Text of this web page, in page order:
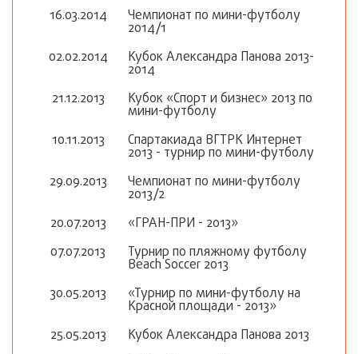
16.03.2014
Чемпионат по мини-футболу
2014/1
02.02.2014
Кубок Александра Панова 2013-
2014
21.12.2013
Кубок «Спорт и бизнес» 2013 по
мини-футболу
10.11.2013
Спартакиада ВГТРК Интернет
2013 - турнир по мини-футболу
29.09.2013
Чемпионат по мини-футболу
2013/2
20.07.2013
«ГРАН-ПРИ - 2013»
07.07.2013
Турнир по пляжному футболу
Beach Soccer 2013
30.05.2013
«Турнир по мини-футболу на
Красной площади - 2013»
25.05.2013
Кубок Александра Панова 2013